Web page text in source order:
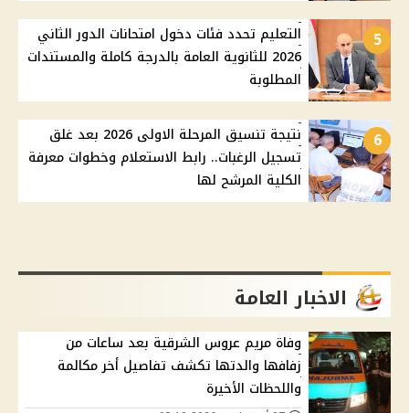
5
التعليم تحدد فئات دخول امتحانات الدور الثاني
2026 للثانوية العامة بالدرجة كاملة والمستندات
المطلوبة
6
نتيجة تنسيق المرحلة الاولى 2026 بعد غلق
تسجيل الرغبات.. رابط الاستعلام وخطوات معرفة
الكلية المرشح لها
الاخبار العامة
وفاة مريم عروس الشرقية بعد ساعات من
زفافها والدتها تكشف تفاصيل أخر مكالمة
واللحظات الأخيرة